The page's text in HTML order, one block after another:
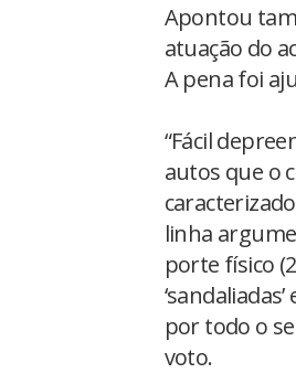
Apontou
atuação do
A pena foi
“Fácil
autos que o
linha
porte físico
por todo o
voto.